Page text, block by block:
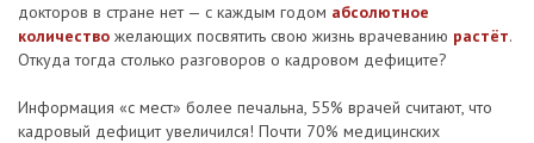
докторов в стране нет — с каждым годом абсолютное
количество желающих посвятить свою жизнь врачеванию растёт.
Откуда тогда столько разговоров о кадровом дефиците?
Информация «с мест» более печальна, 55% врачей считают, что
кадровый дефицит увеличился! Почти 70% медицинских